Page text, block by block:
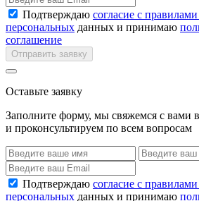
Подтверждаю согласие с
персональных данных и принимаю
соглашение
Отправить заявку
Оставьте заявку
Заполните форму, мы свяжемся с вами
и проконсультируем по всем вопросам
Подтверждаю согласие с
персональных данных и принимаю